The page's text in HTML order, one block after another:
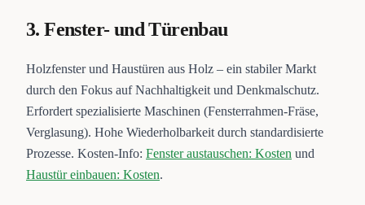
3. Fenster- und Türenbau
Holzfenster und Haustüren aus Holz – ein stabiler Markt
durch den Fokus auf Nachhaltigkeit und Denkmalschutz.
Erfordert spezialisierte Maschinen (Fensterrahmen-Fräse,
Verglasung). Hohe Wiederholbarkeit durch standardisierte
Prozesse. Kosten-Info: Fenster austauschen: Kosten und
Haustür einbauen: Kosten.